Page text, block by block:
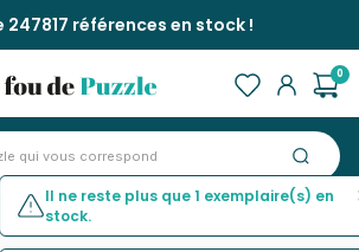
247817 références en stock !
0
>Puzzle en Bois - Oiseaux
Il ne reste plus que 1 exemplaire(s) en
stock.